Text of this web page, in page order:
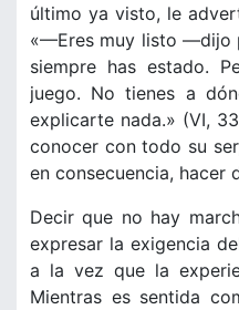
último ya visto, le
«—Eres muy listo —dijo
siempre has estado.
juego. No tienes a
explicarte nada.» (VI,
conocer con todo su
en consecuencia, hacer
Decir que no hay
expresar la exigencia
a la vez que la
Mientras es sentida